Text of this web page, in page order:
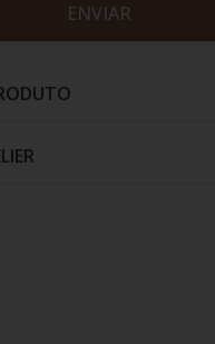
ENVIAR
é elaborado no terroir